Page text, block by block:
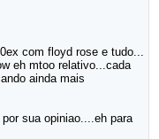
com floyd rose e tudo...
eh mtoo relativo...cada
ainda mais
sua opiniao....eh para